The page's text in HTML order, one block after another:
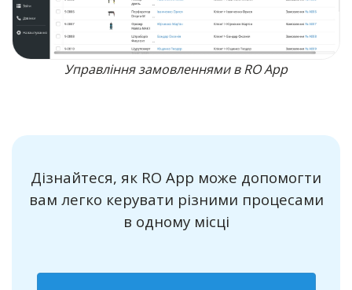
Управління замовленнями в RO App
Дізнайтеся, як RO App може допомогти
вам легко керувати різними процесами
в одному місці